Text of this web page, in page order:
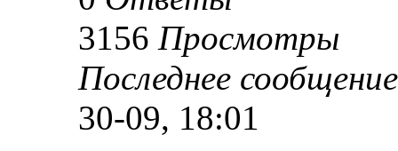
3156 Просмотры
Последнее
30-09, 18:01